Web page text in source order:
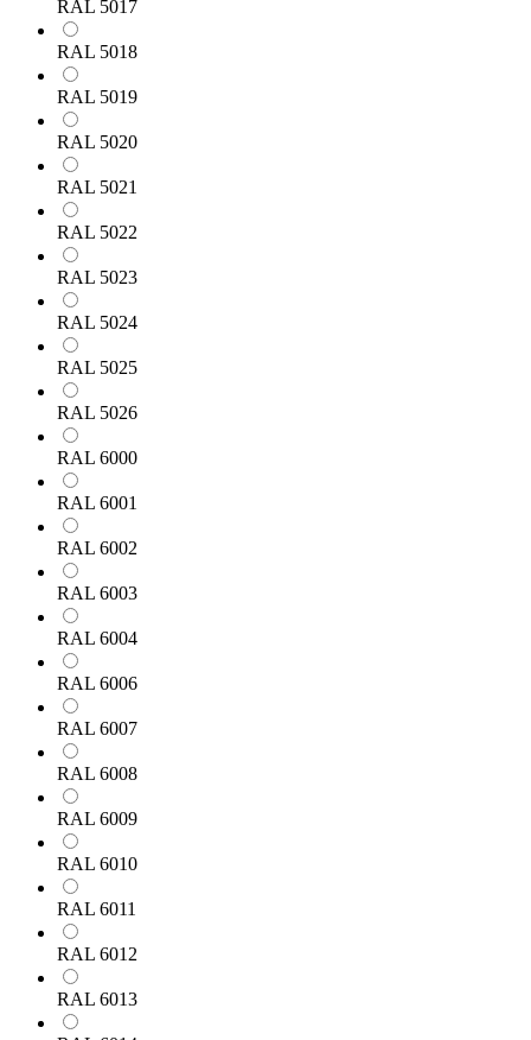
RAL 5017
RAL 5018
RAL 5019
RAL 5020
RAL 5021
RAL 5022
RAL 5023
RAL 5024
RAL 5025
RAL 5026
RAL 6000
RAL 6001
RAL 6002
RAL 6003
RAL 6004
RAL 6006
RAL 6007
RAL 6008
RAL 6009
RAL 6010
RAL 6011
RAL 6012
RAL 6013